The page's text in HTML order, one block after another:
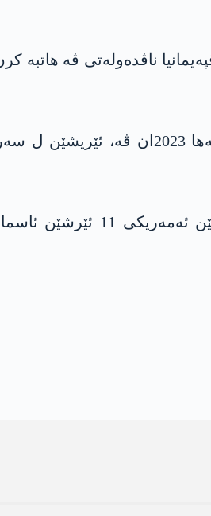
ناڤدەولەتی ڤە
ژ پشتی شەرێ د ناڤبەرا ئیسرائیل و
ل گۆری رەوانگەهێ، د